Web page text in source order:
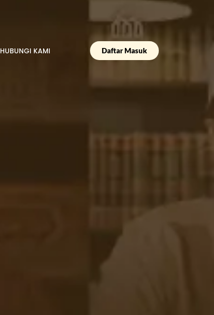
HUBUNGI KAMI Daftar Masuk